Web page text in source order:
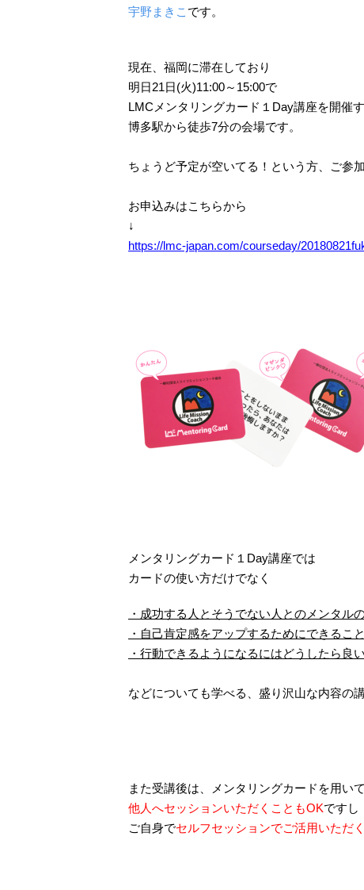
宇野まきこ です。
現在、福岡に滞在しており
明日21日(火)11:00～15:00で
LMCメンタリングカード１Day講座を開催
博多駅から徒歩7分の会場です。
ちょうど予定が空いてる！という方、ご参
お申込みはこちらから
↓
https://lmc-japan.com/courseday/
メンタリングカード１Day講座では
カードの使い方だけでなく
・成功する人とそうでない人とのメンタルの
・自己肯定感をアップするためにできること
・行動できるようになるにはどうしたら良
などについても学べる、盛り沢山な内容の
また受講後は、メンタリングカードを用いて
他人へセッションいただくこともOKですし
ご自身でセルフセッションでご活用いただ